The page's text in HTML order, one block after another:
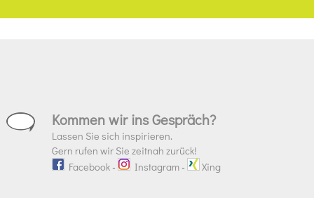
Kommen wir ins Gespräch?
Lassen Sie sich inspirieren.
Gern rufen wir Sie zeitnah zurück!
Facebook- Instagram- Xing